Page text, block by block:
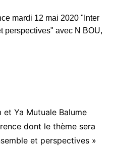
et Ya Mutuale Balume
dont le thème sera
et perspectives »